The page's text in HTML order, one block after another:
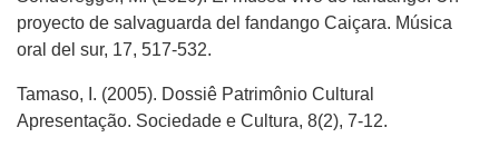
proyecto de salvaguarda del fandango Caiçara. Música
oral del sur, 17, 517-532.
Tamaso, I. (2005). Dossiê Patrimônio Cultural
Apresentação. Sociedade e Cultura, 8(2), 7-12.